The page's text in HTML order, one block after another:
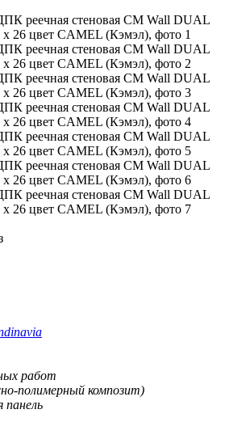
работ
полимерный композит)
панель